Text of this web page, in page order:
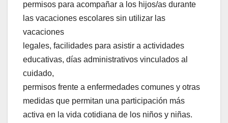
permisos para acompañar a los hijos/as durante
las vacaciones escolares sin utilizar las
vacaciones
legales, facilidades para asistir a actividades
educativas, días administrativos vinculados al
cuidado,
permisos frente a enfermedades comunes y otras
medidas que permitan una participación más
activa en la vida cotidiana de los niños y niñas.